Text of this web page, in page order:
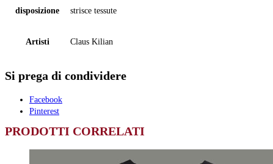
disposizione strisce tessute
Artisti Claus Kilian
Si prega di condividere
Facebook
Pinterest
PRODOTTI CORRELATI